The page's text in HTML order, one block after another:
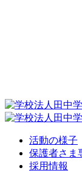
活動の様子
保護者さま
採用情報